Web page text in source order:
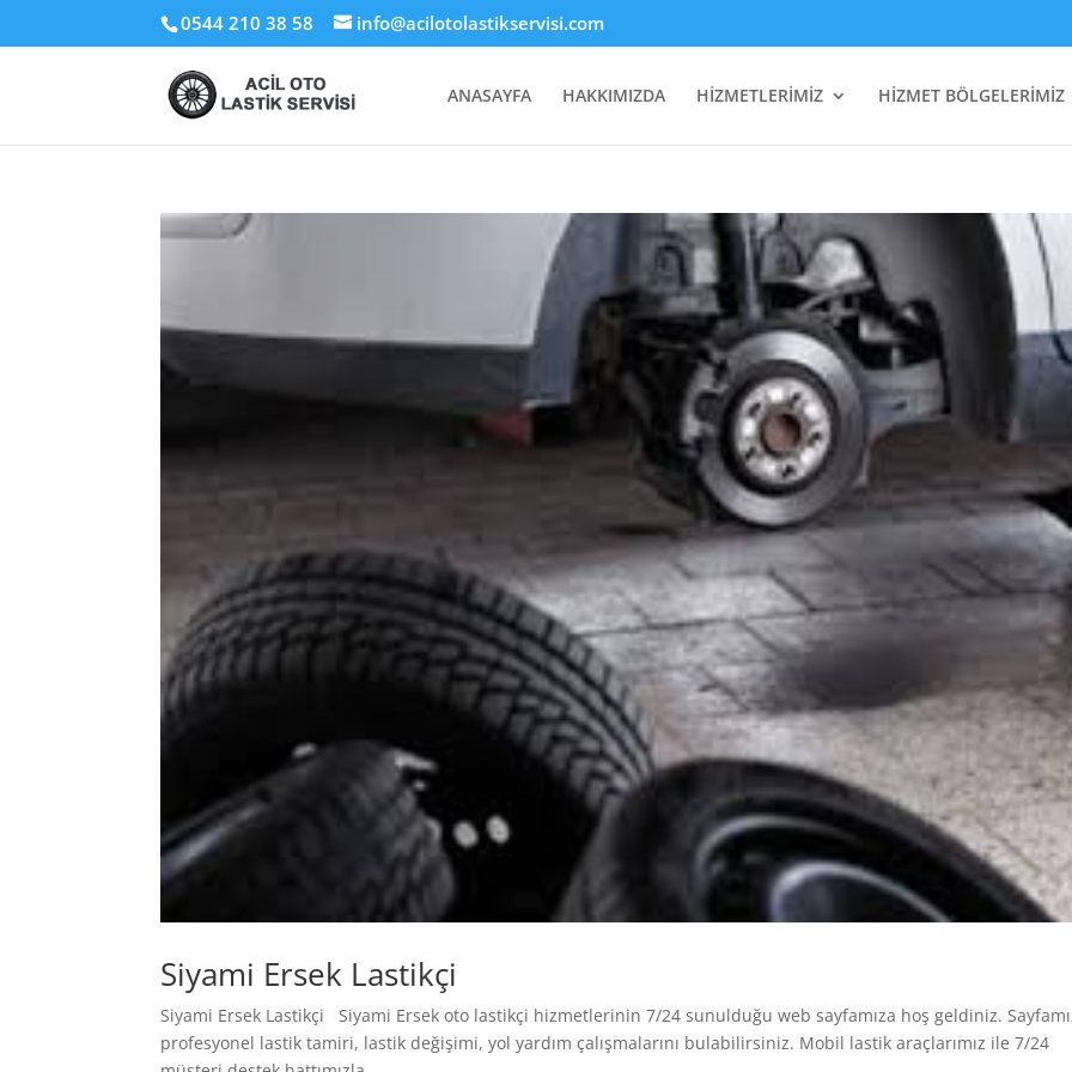
0544 210 38 58 info@acilotolastikservisi.com
ANASAYFA HAKKIMIZDA HİZMETLERİMİZ HİZMET BÖLGELERİMİZ
Siyami Ersek Lastikçi
Siyami Ersek Lastikçi Siyami Ersek oto lastikçi hizmetlerinin 7/24 sunulduğu web sayfamıza hoş geldiniz.
profesyonel lastik tamiri, lastik değişimi, yol yardım çalışmalarını bulabilirsiniz. Mobil lastik araçlarımız ile 7/24